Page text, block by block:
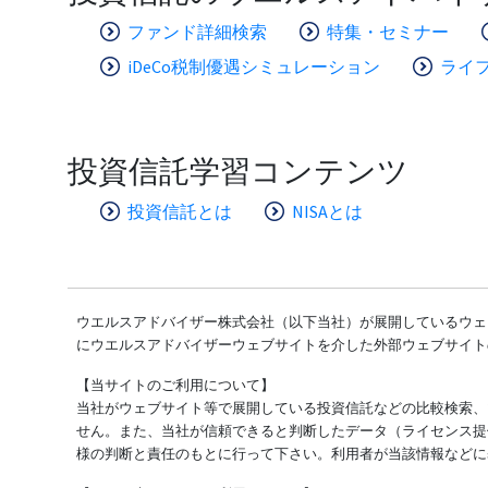
ファンド詳細検索
特集・セミナー
iDeCo税制優遇シミュレーション
ライ
投資信託学習コンテンツ
投資信託とは NISAとは
ウエルスアドバイザー株式会社（以下当社）が展開しているウ
にウエルスアドバイザーウェブサイトを介した外部ウェブサイ
【当サイトのご利用について】
当社がウェブサイト等で展開している投資信託などの比較検索
せん。また、当社が信頼できると判断したデータ（ライセンス
様の判断と責任のもとに行って下さい。利用者が当該情報など